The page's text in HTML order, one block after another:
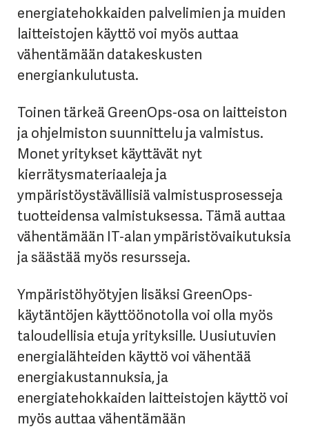
energiatehokkaiden palvelimien ja muiden
laitteistojen käyttö voi myös auttaa
vähentämään datakeskusten
energiankulutusta.
Toinen tärkeä GreenOps-osa on laitteiston
ja ohjelmiston suunnittelu ja valmistus.
Monet yritykset käyttävät nyt
kierrätysmateriaaleja ja
ympäristöystävällisiä valmistusprosesseja
tuotteidensa valmistuksessa. Tämä auttaa
vähentämään IT-alan ympäristövaikutuksia
ja säästää myös resursseja.
Ympäristöhyötyjen lisäksi GreenOps-
käytäntöjen käyttöönotolla voi olla myös
taloudellisia etuja yrityksille. Uusiutuvien
energialähteiden käyttö voi vähentää
energiakustannuksia, ja
energiatehokkaiden laitteistojen käyttö voi
myös auttaa vähentämään